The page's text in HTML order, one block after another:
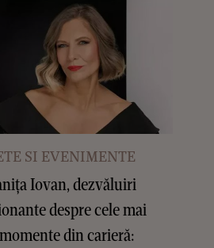
SI EVENIMENTE
Iovan, dezvăluiri
despre cele mai
din carieră: